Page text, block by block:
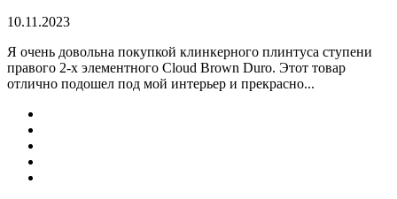
10.11.2023
Я очень довольна покупкой клинкерного плинтуса ступени
правого 2-х элементного Cloud Brown Duro. Этот товар
отлично подошел под мой интерьер и прекрасно...